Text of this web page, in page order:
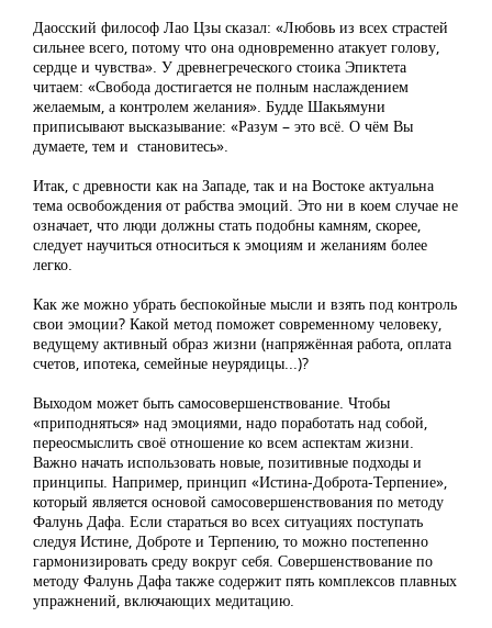
Даосский философ Лао Цзы сказал: «Любовь из всех страстей
сильнее всего, потому что она одновременно атакует голову,
сердце и чувства». У древнегреческого стоика Эпиктета
читаем: «Свобода достигается не полным наслаждением
желаемым, а контролем желания». Будде Шакьямуни
приписывают высказывание: «Разум – это всё. О чём Вы
думаете, тем и становитесь».
Итак, с древности как на Западе, так и на Востоке актуальна
тема освобождения от рабства эмоций. Это ни в коем случае не
означает, что люди должны стать подобны камням, скорее,
следует научиться относиться к эмоциям и желаниям более
легко.
Как же можно убрать беспокойные мысли и взять под контроль
свои эмоции? Какой метод поможет современному человеку,
ведущему активный образ жизни (напряжённая работа, оплата
счетов, ипотека, семейные неурядицы...)?
Выходом может быть самосовершенствование. Чтобы
«приподняться» над эмоциями, надо поработать над собой,
переосмыслить своё отношение ко всем аспектам жизни.
Важно начать использовать новые, позитивные подходы и
принципы. Например, принцип «Истина-Доброта-Терпение»,
который является основой самосовершенствования по методу
Фалунь Дафа. Если стараться во всех ситуациях поступать
следуя Истине, Доброте и Терпению, то можно постепенно
гармонизировать среду вокруг себя. Совершенствование по
методу Фалунь Дафа также содержит пять комплексов плавных
упражнений, включающих медитацию.